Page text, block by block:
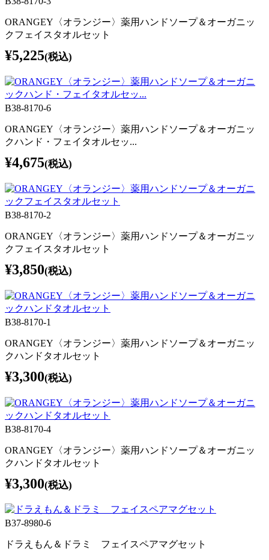
ORANGEY〈オランジー〉薬用ハンドソープ＆オーガニッ
クフェイスタオルセット
¥5,225(税込)
B38-8170-6
ORANGEY〈オランジー〉薬用ハンドソープ＆オーガニッ
クハンド・フェイタオルセッ...
¥4,675(税込)
B38-8170-2
ORANGEY〈オランジー〉薬用ハンドソープ＆オーガニッ
クフェイスタオルセット
¥3,850(税込)
B38-8170-1
ORANGEY〈オランジー〉薬用ハンドソープ＆オーガニッ
クハンドタオルセット
¥3,300(税込)
B38-8170-4
ORANGEY〈オランジー〉薬用ハンドソープ＆オーガニッ
クハンドタオルセット
¥3,300(税込)
B37-8980-6
ドラえもん＆ドラミ フェイスペアマグセット